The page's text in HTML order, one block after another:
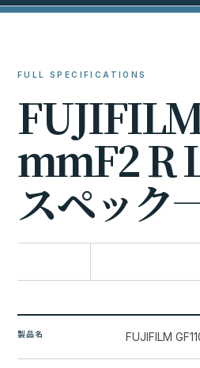
FULL SPECIFICATIONS
FUJIFIL
mmF2R
スペック
製品名 FUJIFILM